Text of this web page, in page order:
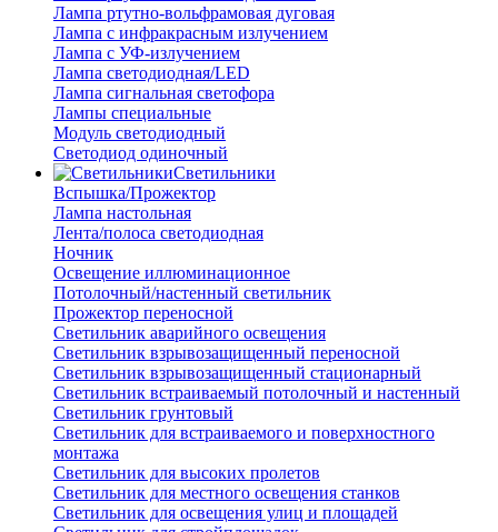
Лампа ртутно-вольфрамовая дуговая
Лампа с инфракрасным излучением
Лампа с УФ-излучением
Лампа светодиодная/LED
Лампа сигнальная светофора
Лампы специальные
Модуль светодиодный
Светодиод одиночный
Светильники
Вспышка/Прожектор
Лампа настольная
Лента/полоса светодиодная
Ночник
Освещение иллюминационное
Потолочный/настенный светильник
Прожектор переносной
Светильник аварийного освещения
Светильник взрывозащищенный переносной
Светильник взрывозащищенный стационарный
Светильник встраиваемый потолочный и настенный
Светильник грунтовый
Светильник для встраиваемого и поверхностного
монтажа
Светильник для высоких пролетов
Светильник для местного освещения станков
Светильник для освещения улиц и площадей